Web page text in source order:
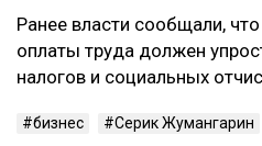
Ранее власти сообщали,
оплаты труда должен
налогов и социальных
бизнес Серик Жумангарин